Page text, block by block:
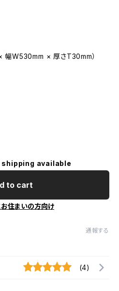
幅W530mm × 厚さT30mm）
available
to cart
住まいの方向け
通報する
(4)